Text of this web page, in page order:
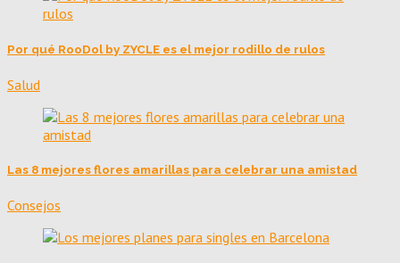
Por qué RooDol by ZYCLE es el mejor rodillo de rulos
Salud
Las 8 mejores flores amarillas para celebrar una amistad
Consejos